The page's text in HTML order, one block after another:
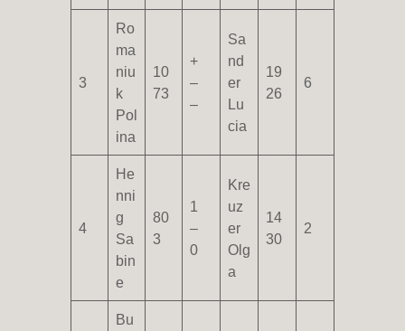
3
Ro
ma
niu
k
Pol
ina
10
73
+
–
–
Sa
nd
er
Lu
cia
19
26
6
4
He
nni
g
Sa
bin
e
80
3
1
–
0
Kre
uz
er
Olg
a
14
30
2
Bu